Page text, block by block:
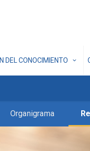
DEL CONOCIMIENTO
Organigrama